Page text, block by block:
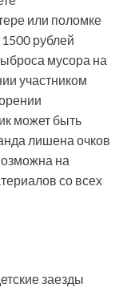
или поломке
1500 рублей
мусора на
участником
может быть
лишена очков
на
со всех
заезды